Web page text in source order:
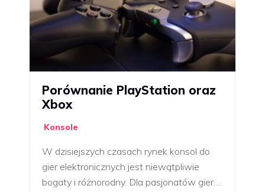
Porównanie PlayStation oraz
Xbox
Konsole
W dzisiejszych czasach rynek konsol do
gier elektronicznych jest niewątpliwie
bogaty i różnorodny. Dla pasjonatów gier…